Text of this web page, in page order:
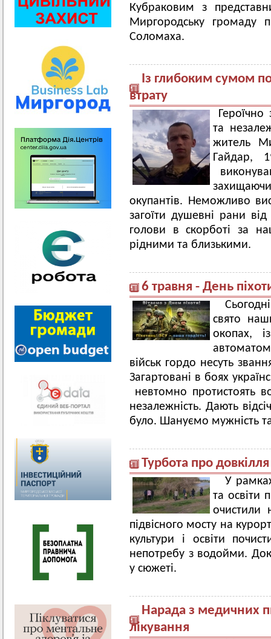
Кубраковим з
Миргородську громаду
Соломаха.
Із глибоким сумом
втрату
та
житель
Гайдар,
окупантів. Неможливо
загоїти душевні рани
голови в скорботі за
рідними та близькими.
6 травня - День
свято
окопах,
військ гордо несуть
Загартовані в боях
невтомно протистоять
незалежність. Дають
було. Шануємо мужність
Турбота про
У
та освіти
очистили
підвісного мосту на
культури і освіти
непотребу з водойми.
у сюжеті.
Нарада з медичних
лікування